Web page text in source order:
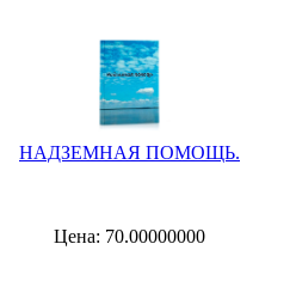
НАДЗЕМНАЯ ПОМОЩЬ.
Цена: 70.00000000